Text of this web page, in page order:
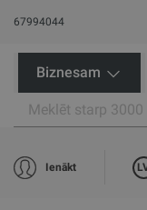
67994044
Biznesam
Ienākt